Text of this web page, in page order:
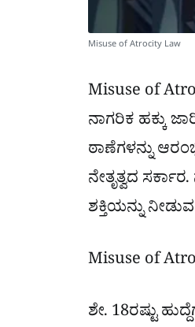
Misuse of Atrocity Law
Misuse of
ನಾಗರಿಕ ಹಕ್ಕು
ಠಾಣೆಗಳನ್ನು
ನೇತೃತ್ವದ
ಶಕ್ತಿಯನ್ನು
Misuse of
ಶೇ. 18ರಷ್ಟು